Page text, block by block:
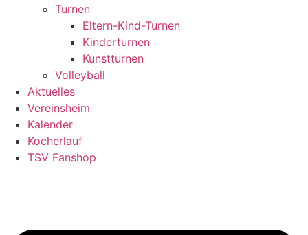
Turnen
Eltern-Kind-Turnen
Kinderturnen
Kunstturnen
Volleyball
Aktuelles
Vereinsheim
Kalender
Kocherlauf
TSV Fanshop